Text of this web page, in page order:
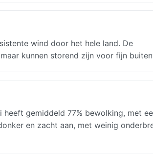
wind door het hele land. De
kunnen storend zijn voor fijn
gemiddeld 77% bewolking, met
en zacht aan, met weinig